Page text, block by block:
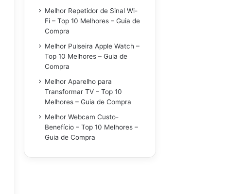
Melhor Repetidor de Sinal Wi-
Fi – Top 10 Melhores – Guia de
Compra
Melhor Pulseira Apple Watch –
Top 10 Melhores – Guia de
Compra
Melhor Aparelho para
Transformar TV – Top 10
Melhores – Guia de Compra
Melhor Webcam Custo-
Benefício – Top 10 Melhores –
Guia de Compra